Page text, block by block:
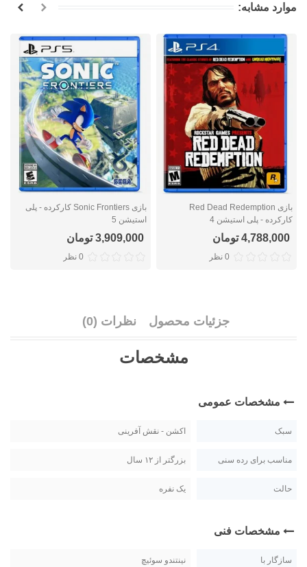
موارد مشابه:
بازی Red Dead Redemption
کارکرده - پلی استیشن 4
4,788,000 تومان
0 نظر
بازی Sonic Frontiers کارکرده - پلی
استیشن 5
3,909,000 تومان
0 نظر
جزئیات محصول نظرات (0)
مشخصات
مشخصات عمومی
سبک اکشن - نقش آفرینی
مناسب برای رده سنی بزرگتر از ۱۲ سال
حالت یک نفره
مشخصات فنی
سازگار با نینتندو سوئیچ